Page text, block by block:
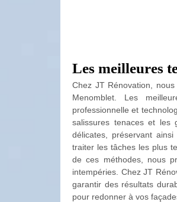
Les meilleures
Chez JT Rénovation,
Menomblet. Les
professionnelle et
salissures tenaces et les
délicates, préservant
traiter les tâches les plus
de ces méthodes, nous
intempéries. Chez JT
garantir des résultats
pour redonner à vos